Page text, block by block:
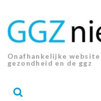
inhoud.
Onafhankelijke
gezondheid en de ggz